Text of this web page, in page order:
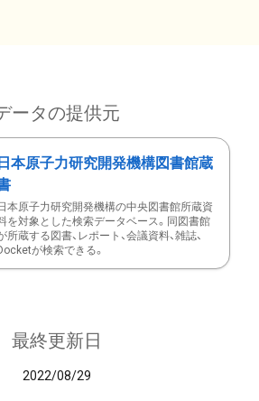
ータの提供元
日本原子力研究開発機構図書館蔵
本原子力研究開発機構の中央図書館所蔵資
を対象とした検索データベース。同図書館
所蔵する図書、レポート、会議資料、雑誌、
が検索できる。
最終更新日
2022/08/29